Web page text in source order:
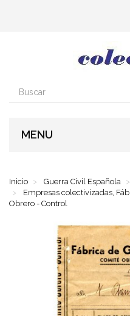
MENU
Inicio Guerra Civil Española
Empresas colectivizadas,
Obrero - Control